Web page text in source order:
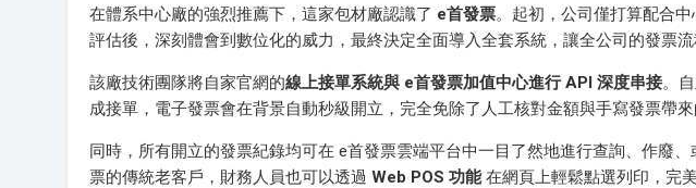
在體系中心廠的強烈推薦下，這家包材廠認識了 e首發票。起初，公司僅打算配合
評估後，深刻體會到數位化的威力，最終決定全面導入全套系統，讓全公司的發票流
該廠技術團隊將自家官網的線上接單系統與 e首發票加值中心進行 API 深度串接。
成接單，電子發票會在背景自動秒級開立，完全免除了人工核對金額與手寫發票帶來
同時，所有開立的發票紀錄均可在 e首發票雲端平台中一目了然地進行查詢、作廢
票的傳統老客戶，財務人員也可以透過 Web POS 功能在網頁上輕鬆點選列印，完美